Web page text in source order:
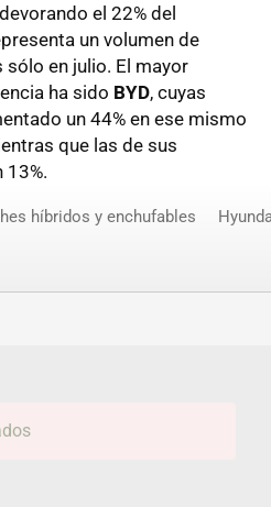
el 22% del
un volumen de
en julio. El mayor
ha sido BYD, cuyas
un 44% en ese mismo
que las de sus
híbridos y enchufables